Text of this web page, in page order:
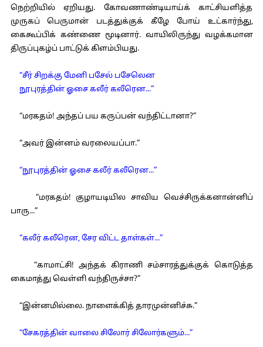
நெற்றியில் ஏறியது. கோவணாண்டியாய்க் காட்சியளித்த
முருகப் பெருமான் படத்துக்குக் கீழே போய் உட்கார்ந்து,
கைகூப்பிக் கண்ணை மூடினார். வாயிலிருந்து வழக்கமான
திருப்புகழ்ப் பாட்டுக் கிளம்பியது.
“சீர் சிறக்கு மேனி பசேல் பசேலென
நூபுரத்தின் ஓசை கலீர் கலீரென...”
“மரகதம்! அந்தப் பய கருப்பன் வந்திட்டானா?”
“அவர் இன்னம் வரலையப்பா.”
“நூபுரத்தின் ஓசை கலீர் கலீரென...”
“மரகதம்! குழாயடியில சாவிய வெச்சிருக்கனான்னிப்
பாரு...”
“கலீர் கலீரென, சேர விட்ட தாள்கள்...”
“காமாட்சி! அந்தக் கிராணி சம்சாரத்துக்குக் கொடுத்த
கைமாத்து வெள்ளி வந்திருச்சா?”
“இன்னமில்லை. நாளைக்கித் தாரமுன்னிச்சு.”
“சேகரத்தின் வாலை சிலோர் சிலோர்களும்...”